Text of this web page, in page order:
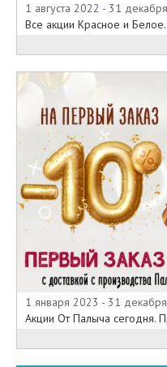
1 августа 2022 - 31
Все акции Красное и
1 января 2023 - 31
Акции От Палыча сегодня.